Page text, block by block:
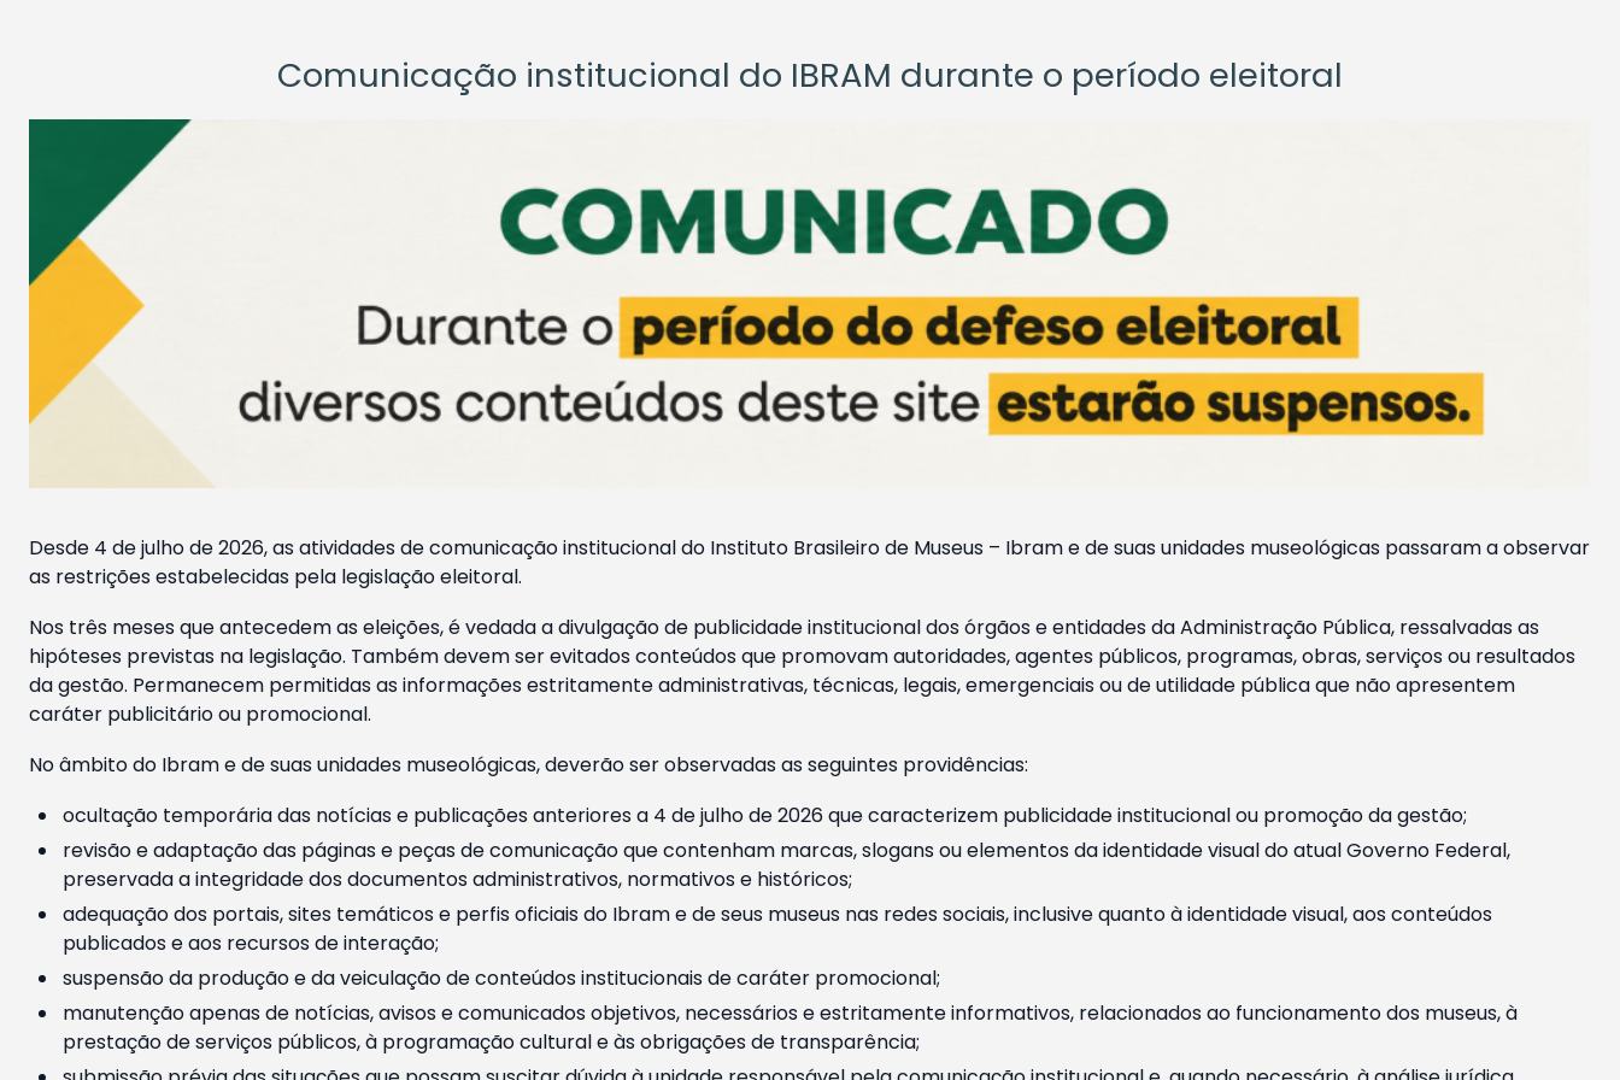
Comunicação institucional do IBRAM durante o período eleitoral
Desde 4 de julho de 2026, as atividades de comunicação institucional do Instituto Brasileiro de Museus – Ibram e de suas unidades museológicas passaram a observar
as restrições estabelecidas pela legislação eleitoral.
Nos três meses que antecedem as eleições, é vedada a divulgação de publicidade institucional dos órgãos e entidades da Administração Pública, ressalvadas as
hipóteses previstas na legislação. Também devem ser evitados conteúdos que promovam autoridades, agentes públicos, programas, obras, serviços ou resultados
da gestão. Permanecem permitidas as informações estritamente administrativas, técnicas, legais, emergenciais ou de utilidade pública que não apresentem
caráter publicitário ou promocional.
No âmbito do Ibram e de suas unidades museológicas, deverão ser observadas as seguintes providências:
ocultação temporária das notícias e publicações anteriores a 4 de julho de 2026 que caracterizem publicidade institucional ou promoção da gestão;
revisão e adaptação das páginas e peças de comunicação que contenham marcas, slogans ou elementos da identidade visual do atual Governo Federal,
preservada a integridade dos documentos administrativos, normativos e históricos;
adequação dos portais, sites temáticos e perfis oficiais do Ibram e de seus museus nas redes sociais, inclusive quanto à identidade visual, aos conteúdos
publicados e aos recursos de interação;
suspensão da produção e da veiculação de conteúdos institucionais de caráter promocional;
manutenção apenas de notícias, avisos e comunicados objetivos, necessários e estritamente informativos, relacionados ao funcionamento dos museus, à
prestação de serviços públicos, à programação cultural e às obrigações de transparência;